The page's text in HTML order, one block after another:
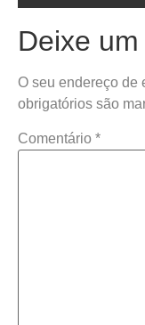
Deixe
O seu endereço de
obrigatórios são
Comentário *